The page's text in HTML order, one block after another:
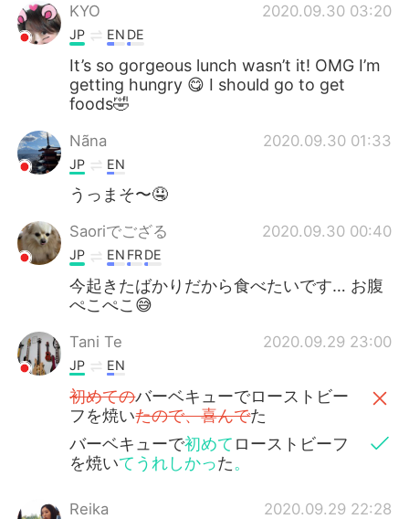
KYO 2020.09.30 03:20
JP EN DE
It’s so gorgeous lunch wasn’t it! OMG I’m
getting hungry 😋 I should go to get
foods🤣
Nãna 2020.09.30 01:33
JP EN
うっまそ〜🤤
Saoriでござる 2020.09.30 00:40
JP EN FRDE
今起きたばかりだから食べたいです… お腹
ぺこぺこ😅
Tani Te 2020.09.29 23:00
JP EN
初めてのバーベキューでローストビー
フを焼いたので、喜んでた
バーベキューで初めて ローストビーフ
を焼いてうれしかった。
Reika 2020.09.29 22:28